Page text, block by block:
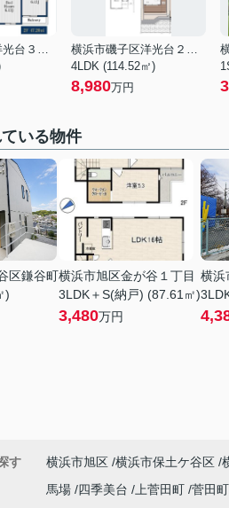
横浜市磯子区洋光台３丁目
横浜市磯子区洋光台２丁目
4LDK (114.52㎡)
8,980万円
いる物件
区鎌谷町
)
横浜市旭区金が谷１丁目
3LDK＋S(納戸) (87.61㎡)
3,480万円
横浜
す 横浜市旭区 横浜市保土ケ谷区
馬場 四季美台 上菅田町 菅田町